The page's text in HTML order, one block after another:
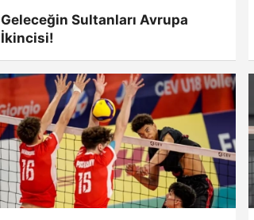
Geleceğin Sultanları Avrupa
İkincisi!